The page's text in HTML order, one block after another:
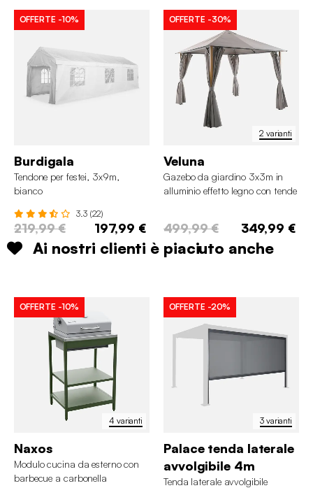
OFFERTE -10%
Burdigala
Tendone per festei, 3x9m,
bianco
3.3 (22)
219,99 € 197,99 €
2 varianti
OFFERTE -30%
Veluna
Gazebo da giardino 3x3m in
alluminio effetto legno con tende
499,99 € 349,99 €
Ai nostri clienti è piaciuto anche
4 varianti
OFFERTE -10%
Naxos
Modulo cucina da esterno con
barbecue a carbonella
3 varianti
OFFERTE -20%
Palace tenda laterale
avvolgibile 4m
Tenda laterale avvolgibile